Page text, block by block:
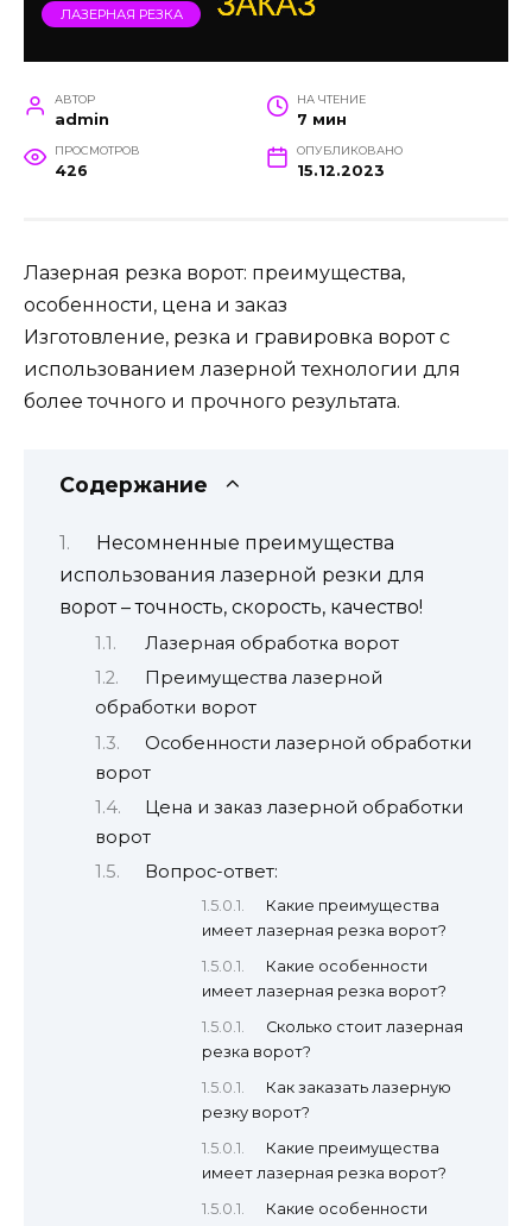
ЛАЗЕРНАЯ РЕЗКА
АВТОР
admin
НА ЧТЕНИЕ
7 мин
ПРОСМОТРОВ
426
ОПУБЛИКОВАНО
15.12.2023
Лазерная резка ворот: преимущества,
особенности, цена и заказ
Изготовление, резка и гравировка ворот с
использованием лазерной технологии для
более точного и прочного результата.
Содержание
Несомненные преимущества
использования лазерной резки для
ворот – точность, скорость, качество!
Лазерная обработка ворот
Преимущества лазерной
обработки ворот
Особенности лазерной обработки
ворот
Цена и заказ лазерной обработки
ворот
Вопрос-ответ:
Какие преимущества
имеет лазерная резка ворот?
Какие особенности
имеет лазерная резка ворот?
Сколько стоит лазерная
резка ворот?
Как заказать лазерную
резку ворот?
Какие преимущества
имеет лазерная резка ворот?
Какие особенности